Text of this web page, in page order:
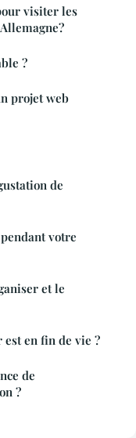
visiter les
?
projet web
de
votre
et le
en fin de vie ?
de
?